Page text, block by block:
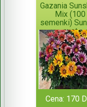
Gazania
Mix (100
semenki)
cvet
Cena: 170